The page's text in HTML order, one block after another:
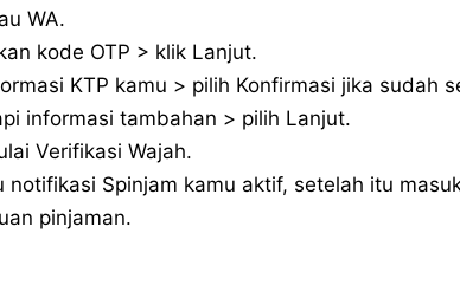
WA.
kode OTP > klik Lanjut.
KTP kamu > pilih Konfirmasi jika sudah
informasi tambahan > pilih Lanjut.
Verifikasi Wajah.
notifikasi Spinjam kamu aktif, setelah itu
pinjaman.